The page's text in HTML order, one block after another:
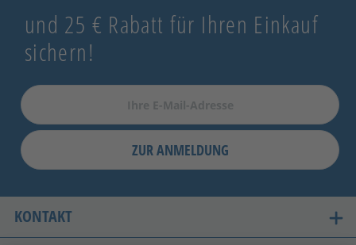
und 25 € Rabatt für Ihren Einkauf
sichern!
ZUR ANMELDUNG
KONTAKT